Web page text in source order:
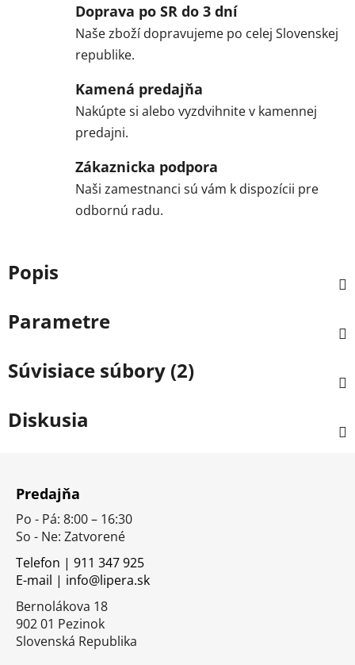
Doprava po SR do 3 dní
Naše zboží dopravujeme po celej Slovenskej
republike.
Kamená predajňa
Nakúpte si alebo vyzdvihnite v kamennej
predajni.
Zákaznicka podpora
Naši zamestnanci sú vám k dispozícii pre
odbornú radu.
Popis
Parametre
Súvisiace súbory (2)
Diskusia
Predajňa
Po - Pá: 8:00 – 16:30
So - Ne: Zatvorené
Telefon | 911 347 925
E-mail | info@lipera.sk
Bernolákova 18
902 01 Pezinok
Slovenská Republika